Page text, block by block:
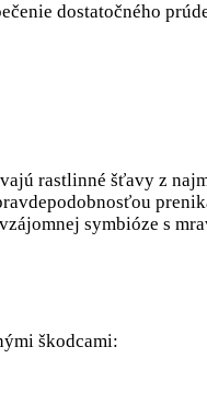
dostatočného
rastlinné šťavy z
symbióze s
škodcami: